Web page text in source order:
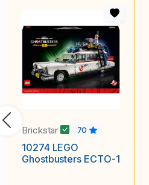
Brickstar 70
10274 LEGO
Ghostbusters ECTO-1
Vorherige